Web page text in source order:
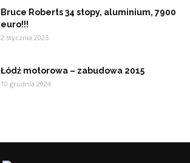
Bruce Roberts 34 stopy, aluminium, 7900
euro!!!
2 stycznia 2025
Łódź motorowa – zabudowa 2015
10 grudnia 2024